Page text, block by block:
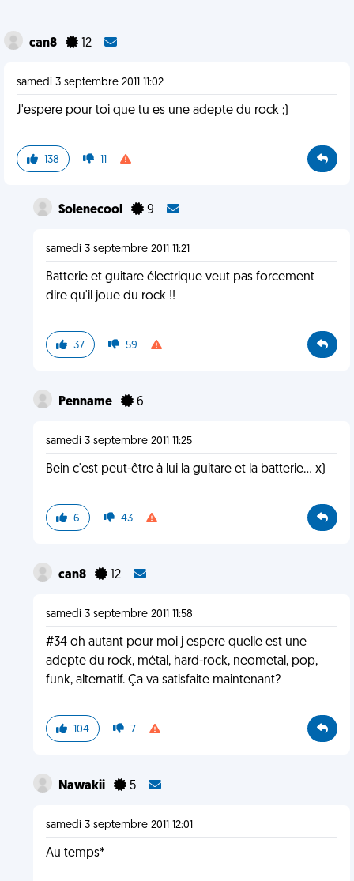
can8 12
samedi 3 septembre 2011 11:02
J'espere pour toi que tu es une adepte du rock ;)
138 11
Solenecool 9
samedi 3 septembre 2011 11:21
Batterie et guitare électrique veut pas forcement
dire qu'il joue du rock !!
37 59
Penname 6
samedi 3 septembre 2011 11:25
Bein c'est peut-être à lui la guitare et la batterie... x)
6 43
can8 12
samedi 3 septembre 2011 11:58
#34 oh autant pour moi j espere quelle est une
adepte du rock, métal, hard-rock, neometal, pop,
funk, alternatif. Ça va satisfaite maintenant?
104 7
Nawakii 5
samedi 3 septembre 2011 12:01
Au temps*